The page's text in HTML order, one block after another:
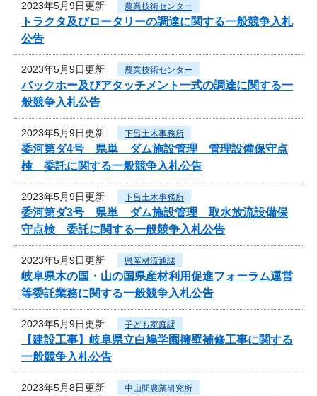
2023年5月9日更新 農業技術センター
トラクタ及びロータリーの調達に関する一般競争入札
公告
2023年5月9日更新 農業技術センター
バックホー及びアタッチメント一式の調達に関する一
般競争入札公告
2023年5月9日更新 下呂土木事務所
委河第ダ4号 県単 ダム施設管理 管理設備保守点
検 委託に関する一般競争入札公告
2023年5月9日更新 下呂土木事務所
委河第ダ3号 県単 ダム施設管理 取水放流設備保
守点検 委託に関する一般競争入札公告
2023年5月9日更新 県産材流通課
岐阜県木の国・山の国県産材利用促進フォーラム運営
等委託業務に関する一般競争入札公告
2023年5月9日更新 子ども家庭課
【建設工事】岐阜県立白鳩学園擁壁補修工事に関する
一般競争入札公告
2023年5月8日更新 中山間農業研究所